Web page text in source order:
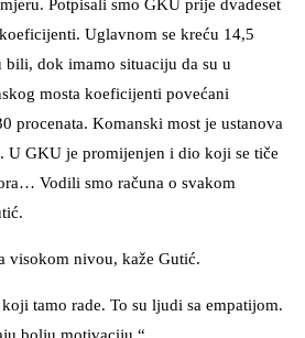
Potpisali smo GKU prije dvadeset
Uglavnom se kreću 14,5
bili, dok imamo situaciju da su u
mosta koeficijenti povećani
procenata. Komanski most je ustanova
U GKU je promijenjen i dio koji se tiče
Vodili smo računa o svakom
visokom nivou, kaže Gutić.
tamo rade. To su ljudi sa empatijom.